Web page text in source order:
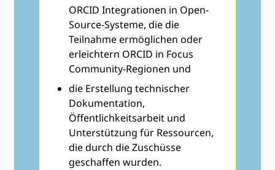
ORCID Integrationen in Open-
Source-Systeme, die die
Teilnahme ermöglichen oder
erleichtern ORCID in Focus
Community-Regionen und
die Erstellung technischer
Dokumentation,
Öffentlichkeitsarbeit und
Unterstützung für Ressourcen,
die durch die Zuschüsse
geschaffen wurden.